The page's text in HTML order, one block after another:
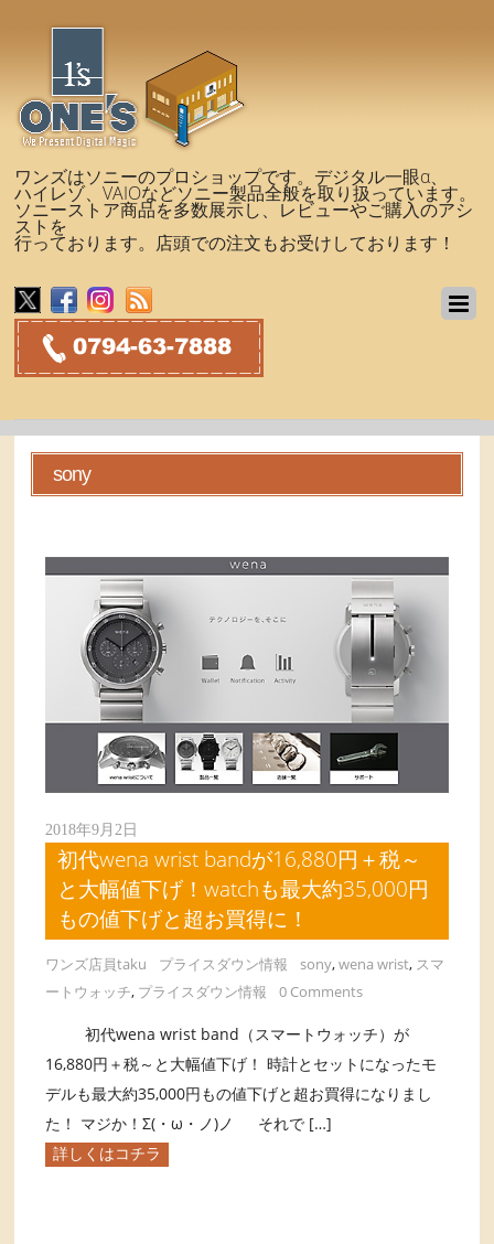
ワンズはソニーのプロショップです。デジタル一眼α、
ハイレゾ、VAIOなどソニー製品全般を取り扱っています。
ソニーストア商品を多数展示し、レビューやご購入のアシ
ストを
行っております。店頭での注文もお受けしております！
sony
2018年9月2日
初代wena wrist bandが16,880円＋税～
と大幅値下げ！watchも最大約35,000円
もの値下げと超お買得に！
ワンズ店員taku プライスダウン情報 sony,wena wrist, スマ
ートウォッチ, プライスダウン情報 0 Comments
初代wena wrist band（スマートウォッチ）が
16,880円＋税～と大幅値下げ！ 時計とセットになったモ
デルも最大約35,000円もの値下げと超お買得になりまし
た！ マジか！Σ(・ω・ノ)ノ それで […]
詳しくはコチラ